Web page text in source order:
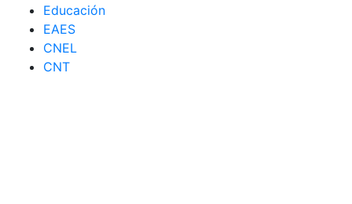
Educación
EAES
CNEL
CNT